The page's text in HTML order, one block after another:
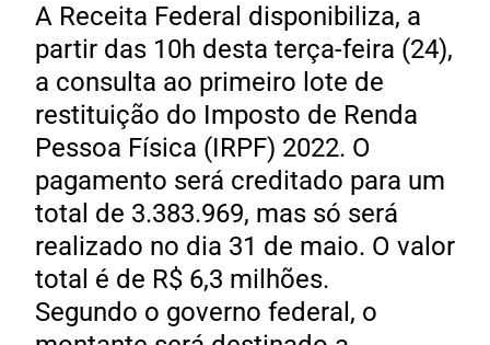
A Receita Federal disponibiliza, a
partir das 10h desta terça-feira (24),
a consulta ao primeiro lote de
restituição do Imposto de Renda
Pessoa Física (IRPF) 2022. O
pagamento será creditado para um
total de 3.383.969, mas só será
realizado no dia 31 de maio. O valor
total é de R$ 6,3 milhões.
Segundo o governo federal, o